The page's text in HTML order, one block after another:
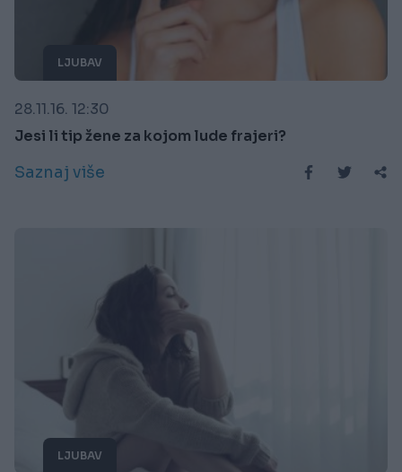
LJUBAV
28.11.16. 12:30
Jesi li tip žene za kojom lude frajeri?
Saznaj više
LJUBAV